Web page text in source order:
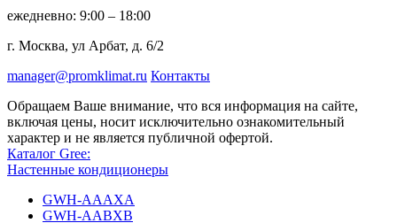
ежедневно: 9:00 – 18:00
г. Москва, ул Арбат, д. 6/2
manager@promklimat.ru Контакты
Обращаем Ваше внимание, что вся информация на сайте,
включая цены, носит исключительно ознакомительный
характер и не является публичной офертой.
Каталог Gree:
Настенные кондиционеры
GWH-AAAXA
GWH-AABXB